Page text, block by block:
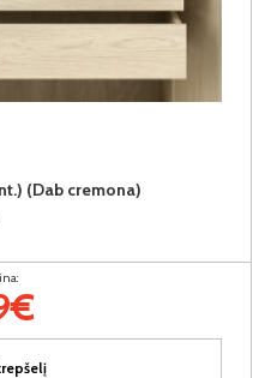
(Dab cremona)